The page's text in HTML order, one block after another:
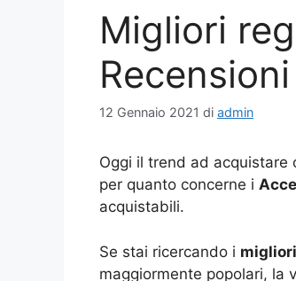
Migliori
12 Gennaio 2021 di admin
Oggi il trend ad acquistare
per quanto concerne i
acquistabili.
Se stai ricercando i
maggiormente popolari, la